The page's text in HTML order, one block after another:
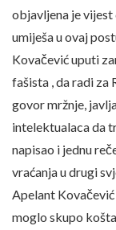
objavljena je vijest
umiješa u ovaj
Kovačević uputi
fašista , da radi za
govor mržnje,
intelektualaca da
napisao i jednu
vraćanja u drugi
Apelant
moglo skupo